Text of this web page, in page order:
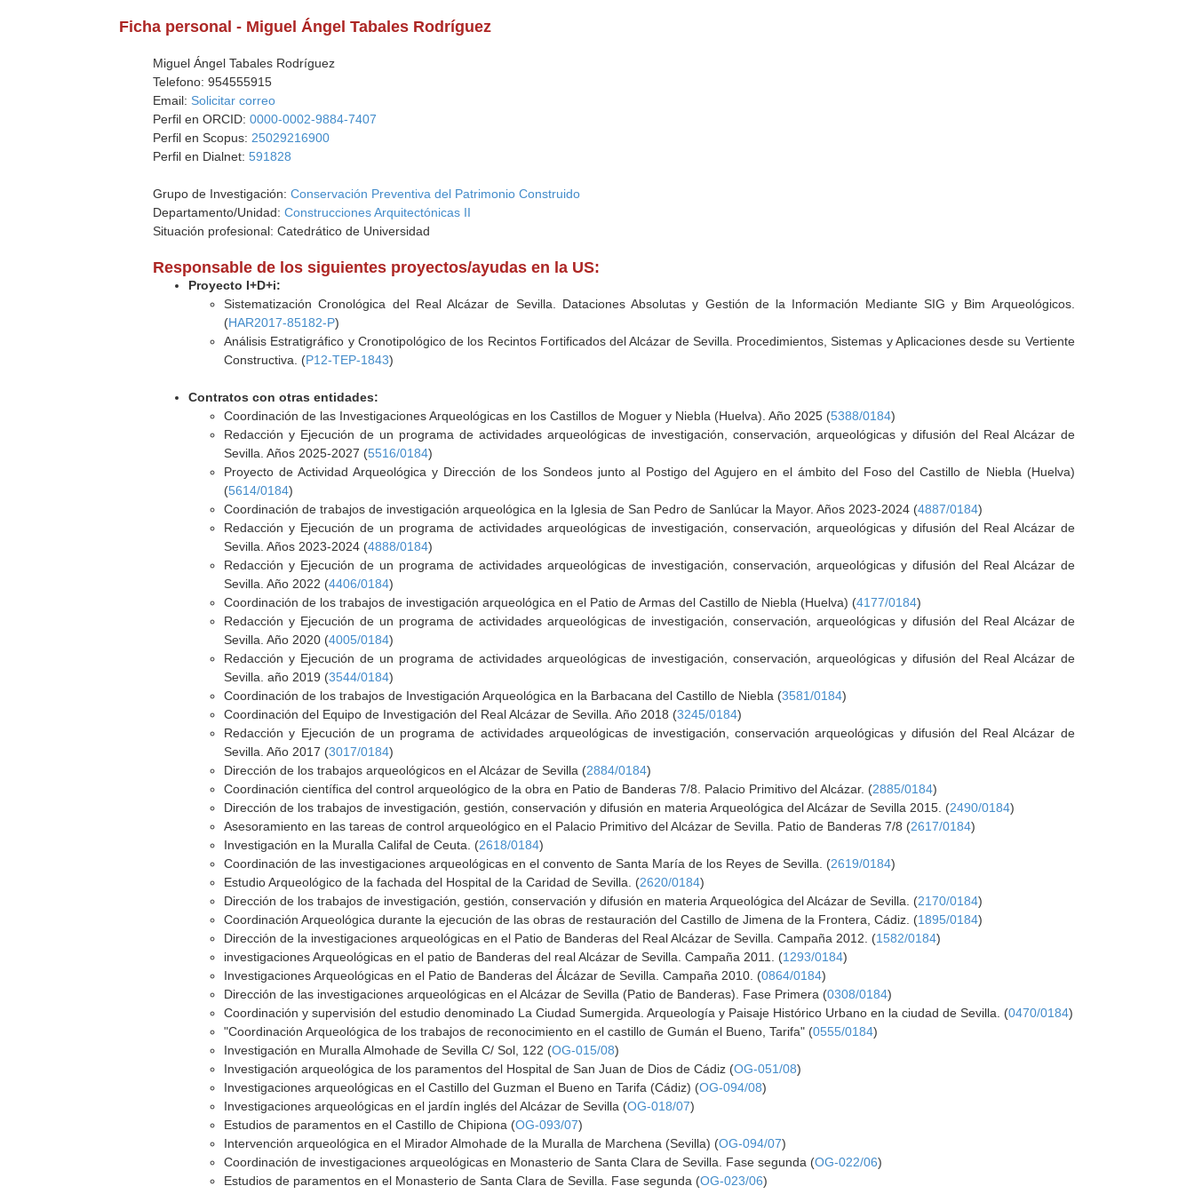
Ficha personal - Miguel Ángel Tabales Rodríguez
Miguel Ángel Tabales Rodríguez
Telefono: 954555915
Email: Solicitar correo
Perfil en ORCID:0000-0002-9884-7407
Perfil en Scopus: 25029216900
Perfil en Dialnet:591828
Grupo de Investigación:Conservación Preventiva del Patrimonio Construido
Departamento/Unidad:Construcciones Arquitectónicas II
Situación profesional: Catedrático de Universidad
Responsable de los siguientes proyectos/ayudas en la US:
Proyecto I+D+i:
Sistematización Cronológica del Real Alcázar de Sevilla. Dataciones Absolutas y Gestión de la Información Mediante SIG y Bim Arqueológicos.
(HAR2017-85182-P)
Análisis Estratigráfico y Cronotipológico de los Recintos Fortificados del Alcázar de Sevilla. Procedimientos, Sistemas y Aplicaciones desde su Vertiente
Constructiva. (P12-TEP-1843)
Contratos con otras entidades:
Coordinación de las Investigaciones Arqueológicas en los Castillos de Moguer y Niebla (Huelva). Año 2025 (5388/0184)
Redacción y Ejecución de un programa de actividades arqueológicas de investigación, conservación, arqueológicas y difusión del Real Alcázar de
Sevilla. Años 2025-2027 (5516/0184)
Proyecto de Actividad Arqueológica y Dirección de los Sondeos junto al Postigo del Agujero en el ámbito del Foso del Castillo de Niebla (Huelva)
(5614/0184)
Coordinación de trabajos de investigación arqueológica en la Iglesia de San Pedro de Sanlúcar la Mayor. Años 2023-2024 (4887/0184)
Redacción y Ejecución de un programa de actividades arqueológicas de investigación, conservación, arqueológicas y difusión del Real Alcázar de
Sevilla. Años 2023-2024 (4888/0184)
Redacción y Ejecución de un programa de actividades arqueológicas de investigación, conservación, arqueológicas y difusión del Real Alcázar de
Sevilla. Año 2022 (4406/0184)
Coordinación de los trabajos de investigación arqueológica en el Patio de Armas del Castillo de Niebla (Huelva) (4177/0184)
Redacción y Ejecución de un programa de actividades arqueológicas de investigación, conservación, arqueológicas y difusión del Real Alcázar de
Sevilla. Año 2020 (4005/0184)
Redacción y Ejecución de un programa de actividades arqueológicas de investigación, conservación, arqueológicas y difusión del Real Alcázar de
Sevilla. año 2019 (3544/0184)
Coordinación de los trabajos de Investigación Arqueológica en la Barbacana del Castillo de Niebla (3581/0184)
Coordinación del Equipo de Investigación del Real Alcázar de Sevilla. Año 2018 (3245/0184)
Redacción y Ejecución de un programa de actividades arqueológicas de investigación, conservación arqueológicas y difusión del Real Alcázar de
Sevilla. Año 2017 (3017/0184)
Dirección de los trabajos arqueológicos en el Alcázar de Sevilla (2884/0184)
Coordinación científica del control arqueológico de la obra en Patio de Banderas 7/8. Palacio Primitivo del Alcázar. (2885/0184)
Dirección de los trabajos de investigación, gestión, conservación y difusión en materia Arqueológica del Alcázar de Sevilla 2015. (2490/0184)
Asesoramiento en las tareas de control arqueológico en el Palacio Primitivo del Alcázar de Sevilla. Patio de Banderas 7/8 (2617/0184)
Investigación en la Muralla Califal de Ceuta. (2618/0184)
Coordinación de las investigaciones arqueológicas en el convento de Santa María de los Reyes de Sevilla. (2619/0184)
Estudio Arqueológico de la fachada del Hospital de la Caridad de Sevilla. (2620/0184)
Dirección de los trabajos de investigación, gestión, conservación y difusión en materia Arqueológica del Alcázar de Sevilla. (2170/0184)
Coordinación Arqueológica durante la ejecución de las obras de restauración del Castillo de Jimena de la Frontera, Cádiz. (1895/0184)
Dirección de la investigaciones arqueológicas en el Patio de Banderas del Real Alcázar de Sevilla. Campaña 2012. (1582/0184)
investigaciones Arqueológicas en el patio de Banderas del real Alcázar de Sevilla. Campaña 2011. (1293/0184)
Investigaciones Arqueológicas en el Patio de Banderas del Álcázar de Sevilla. Campaña 2010. (0864/0184)
Dirección de las investigaciones arqueológicas en el Alcázar de Sevilla (Patio de Banderas). Fase Primera (0308/0184)
Coordinación y supervisión del estudio denominado La Ciudad Sumergida. Arqueología y Paisaje Histórico Urbano en la ciudad de Sevilla. (0470/0184)
"Coordinación Arqueológica de los trabajos de reconocimiento en el castillo de Gumán el Bueno, Tarifa" (0555/0184)
Investigación en Muralla Almohade de Sevilla C/ Sol, 122 (OG-015/08)
Investigación arqueológica de los paramentos del Hospital de San Juan de Dios de Cádiz (OG-051/08)
Investigaciones arqueológicas en el Castillo del Guzman el Bueno en Tarifa (Cádiz) (OG-094/08)
Investigaciones arqueológicas en el jardín inglés del Alcázar de Sevilla (OG-018/07)
Estudios de paramentos en el Castillo de Chipiona (OG-093/07)
Intervención arqueológica en el Mirador Almohade de la Muralla de Marchena (Sevilla) (OG-094/07)
Coordinación de investigaciones arqueológicas en Monasterio de Santa Clara de Sevilla. Fase segunda (OG-022/06)
Estudios de paramentos en el Monasterio de Santa Clara de Sevilla. Fase segunda (OG-023/06)